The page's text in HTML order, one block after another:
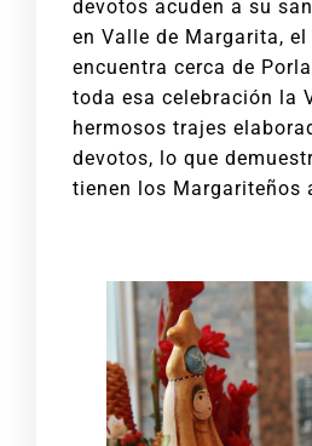
devotos acuden a su
en Valle de Margarita, el
encuentra cerca de
toda esa celebración la
hermosos trajes
devotos, lo que
tienen los Margariteños